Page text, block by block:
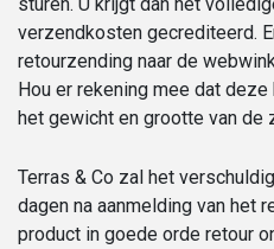
verzendkosten gecrediteerd.
retourzending naar de
Hou er rekening mee dat
het gewicht en grootte van de
Terras & Co zal het
dagen na aanmelding van het
product in goede orde retour